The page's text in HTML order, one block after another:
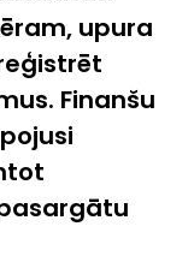
upura
Finanšu